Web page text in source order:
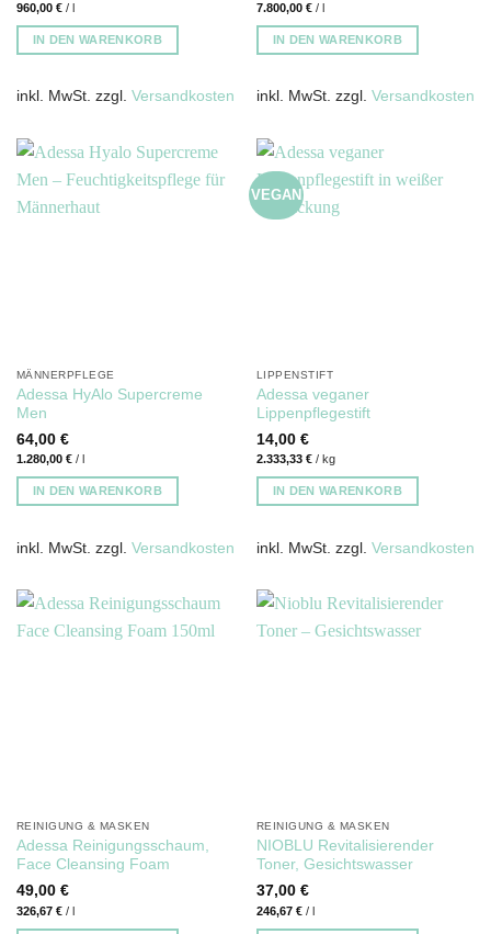
960,00 €/ l
IN DEN WARENKORB
inkl. MwSt. zzgl. Versandkosten
7.800,00 €/ l
IN DEN WARENKORB
inkl. MwSt. zzgl. Versandkosten
MÄNNERPFLEGE
Adessa HyAlo Supercreme
Men
64,00 €
1.280,00 €/
IN DEN WARENKORB
inkl. MwSt. zzgl. Versandkosten
VEGAN
LIPPENSTIFT
Adessa veganer
Lippenpflegestift
14,00 €
2.333,33 €/ kg
IN DEN WARENKORB
inkl. MwSt. zzgl. Versandkosten
REINIGUNG & MASKEN
Adessa Reinigungsschaum,
Face Cleansing Foam
49,00 €
326,67 €/ l
REINIGUNG & MASKEN
NIOBLU Revitalisierender
Toner, Gesichtswasser
37,00 €
246,67 €/ l